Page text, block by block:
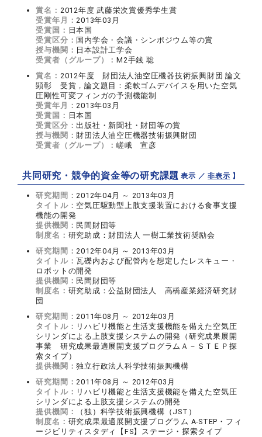
賞名： 2012年度 武藤栄次賞優秀学生賞
受賞年月：2013年03月
受賞国： 日本国
受賞区分： 国内学会・会議・シンポジウム等の賞
授与機関： 日本設計工学会
受賞者（グループ）：M2手銭 聡
賞名： 2012年度 財団法人油空圧機器技術振興財団 論文
顕彰 受賞，論文題目：柔軟ゴムデバイスを用いた空気
圧剛性可変フィンガの予測機能制
受賞年月：2013年03月
受賞国： 日本国
受賞区分：出版社・新聞社・財団等の賞
授与機関： 財団法人油空圧機器技術振興財団
受賞者（グループ）：嵯峨 宣彦
共同研究・競争的資金等の研究課題【 表示 ／非表示 】
研究期間：2012年04月 ～ 2013年03月
タイトル： 空気圧駆動型上肢支援装置における食事支援
機能の開発
提供機関： 民間財団等
制度名： 研究助成：財団法人 一樹工業技術奨励会
研究期間：2012年04月 ～ 2013年03月
タイトル：瓦礫内および配管内を想定したレスキュー・
ロボットの開発
提供機関： 民間財団等
制度名： 研究助成：公益財団法人 高橋産業経済研究財
団
研究期間：2011年08月 ～ 2012年03月
タイトル： リハビリ機能と生活支援機能を備えた空気圧
シリンダによる上肢支援システムの開発（研究成果展開
事業 研究成果最適展開支援プログラムＡ－ＳＴＥＰ探
索タイプ）
提供機関：独立行政法人科学技術振興機構
研究期間：2011年08月 ～ 2012年03月
タイトル： リハビリ機能と生活支援機能を備えた空気圧
シリンダによる上肢支援システムの開発
提供機関：
（独）科学技術振興機構（JST）
制度名： 研究成果最適展開支援プログラム A-STEP・フィ
ージビリティスタディ【FS】ステージ・探索タイプ